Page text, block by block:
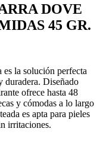
DOVE
45 GR.
la solución perfecta
duradera. Diseñado
ofrece hasta 48
y cómodas a lo largo
es apta para pieles
irritaciones.